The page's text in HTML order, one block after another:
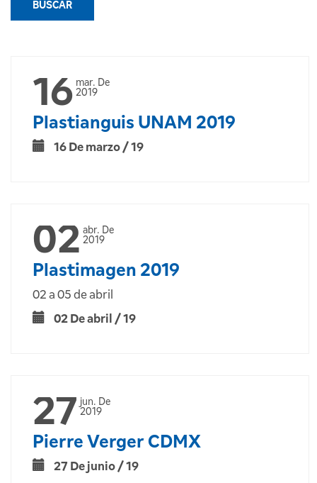
BUSCAR
16 mar. De
2019
Plastianguis UNAM 2019
16 De marzo / 19
02 abr. De
2019
Plastimagen 2019
02 a 05 de abril
02 De abril / 19
27 jun. De
2019
Pierre Verger CDMX
27 De junio / 19